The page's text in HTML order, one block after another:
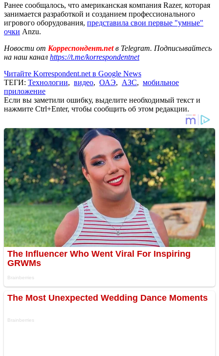
Ранее сообщалось, что американская компания Razer, которая
занимается разработкой и созданием профессионального
игрового оборудования, представила свои первые "умные"
очки Anzu.
Новости от Корреспондент.netв Telegram. Подписывайтесь
на наш канал https://t.me/korrespondentnet
Читайте Korrespondent.net в Google News
ТЕГИ: Технологии, видео, ОАЭ, АЗС, мобильное
приложение
Если вы заметили ошибку, выделите необходимый текст и
нажмите Ctrl+Enter, чтобы сообщить об этом редакции.